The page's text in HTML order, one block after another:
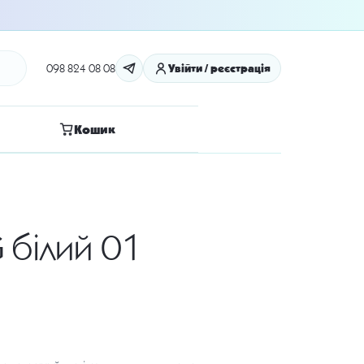
098 824 08 08 Увійти / реєстрація
Кошик
білий 01